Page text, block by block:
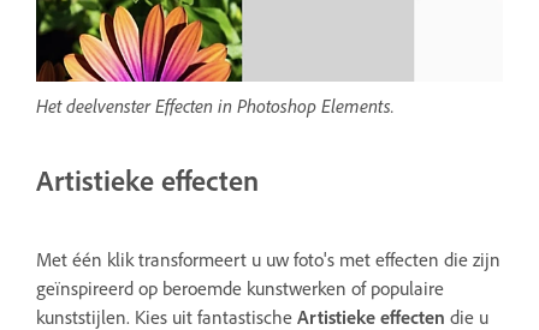
Het deelvenster Effecten in Photoshop Elements.
Artistieke effecten
Met één klik transformeert u uw foto's met effecten die zijn
geïnspireerd op beroemde kunstwerken of populaire
kunststijlen. Kies uit fantastische Artistieke effecten die u